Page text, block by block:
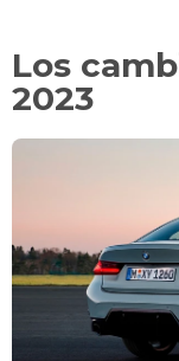
Los
2023